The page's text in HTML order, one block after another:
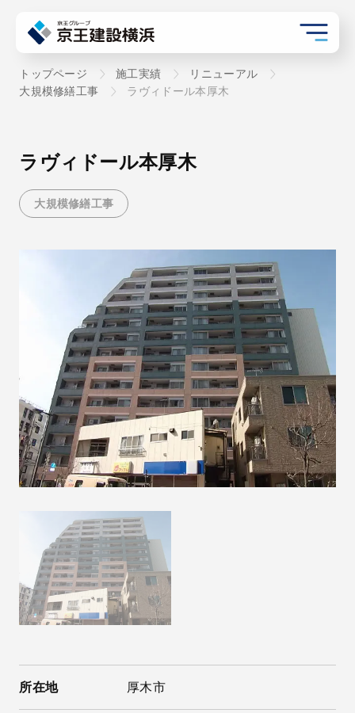
トップページ 施工実績
リニューアル
大規模修繕工事
ラヴィドール本厚木
ラヴィドール本厚木
大規模修繕工事
所在地 厚木市